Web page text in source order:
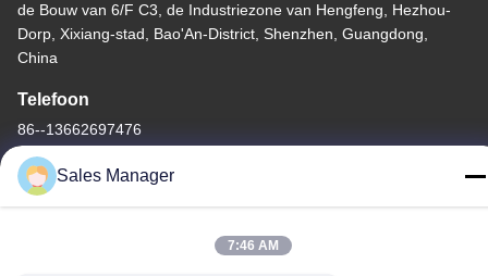
de Bouw van 6/F C3, de Industriezone van Hengfeng, Hezhou-
Dorp, Xixiang-stad, Bao'An-District, Shenzhen, Guangdong,
China
Telefoon
86--13662697476
China Goede kwaliteit Het Membraanschakelaar van de
Sales Manager
7:46 AM